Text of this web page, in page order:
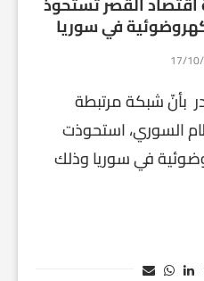
في سوريا
17/
بأنّ شبكة مرتبطة
السوري، استحوذت
في سوريا وذلك